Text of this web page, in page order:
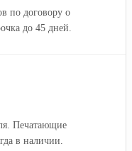
по договору о
до 45 дней.
Печатающие
в наличии.